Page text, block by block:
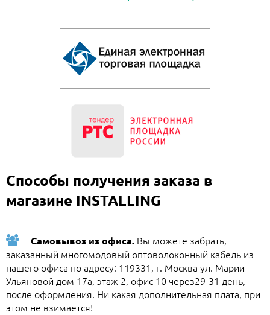
Способы получения заказа в
магазине INSTALLING
Самовывоз из офиса. Вы можете забрать,
заказанный многомодовый оптоволоконный кабель из
нашего офиса по адресу: 119331, г. Москва ул. Марии
Ульяновой дом 17а, этаж 2, офис 10 через29-31 день,
после оформления. Ни какая дополнительная плата, при
этом не взимается!